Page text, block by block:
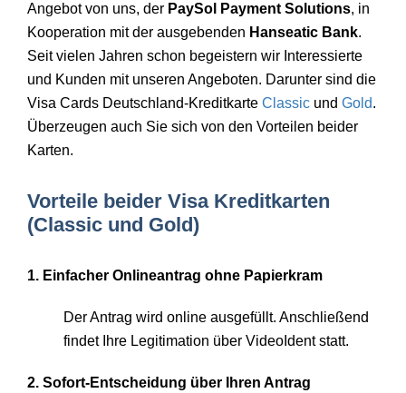
Angebot von uns, der PaySol Payment Solutions, in
Kooperation mit der ausgebenden Hanseatic Bank.
Seit vielen Jahren schon begeistern wir Interessierte
und Kunden mit unseren Angeboten. Darunter sind die
Visa Cards Deutschland-Kreditkarte Classic und Gold.
Überzeugen auch Sie sich von den Vorteilen beider
Karten.
Vorteile beider Visa Kreditkarten
(Classic und Gold)
1. Einfacher Onlineantrag ohne Papierkram
Der Antrag wird online ausgefüllt. Anschließend
findet Ihre Legitimation über VideoIdent statt.
2. Sofort-Entscheidung über Ihren Antrag